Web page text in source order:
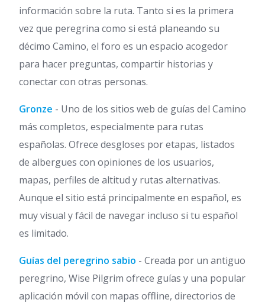
información sobre la ruta. Tanto si es la primera
vez que peregrina como si está planeando su
décimo Camino, el foro es un espacio acogedor
para hacer preguntas, compartir historias y
conectar con otras personas.
Gronze - Uno de los sitios web de guías del Camino
más completos, especialmente para rutas
españolas. Ofrece desgloses por etapas, listados
de albergues con opiniones de los usuarios,
mapas, perfiles de altitud y rutas alternativas.
Aunque el sitio está principalmente en español, es
muy visual y fácil de navegar incluso si tu español
es limitado.
Guías del peregrino sabio - Creada por un antiguo
peregrino, Wise Pilgrim ofrece guías y una popular
aplicación móvil con mapas offline, directorios de